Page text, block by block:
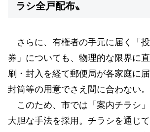
ラシ全戸配布〟
さらに、有権者の手元に届く「
券」についても、物理的な限界に
刷・封入を経て郵便局が各家庭に
封筒等の用意でさえ間に合わない。
このため、市では「案内チラシ
大胆な手法を採用。チラシを通じ